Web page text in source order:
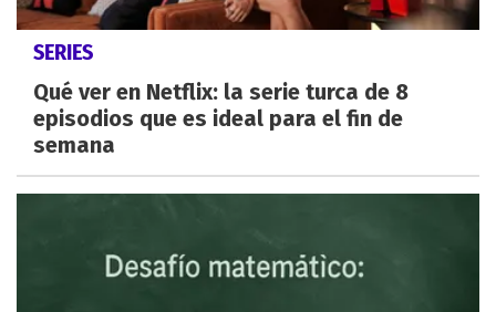
SERIES
Qué ver en Netflix: la serie turca de 8
episodios que es ideal para el fin de
semana